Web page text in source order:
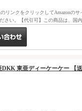
リンクをクリックしてAmazonの
さい。【代引可】この商品は、国
DKK 東亜ディーケーケー 【